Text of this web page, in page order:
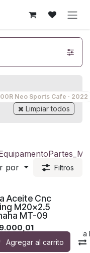
Neo Sports Cafe · 2022
Limpiar todos
por
Filtros
Agregar a la
Aceite Cnc
M20x2.5
MT-09
Agregar al carrito